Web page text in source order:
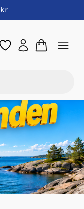
i butik